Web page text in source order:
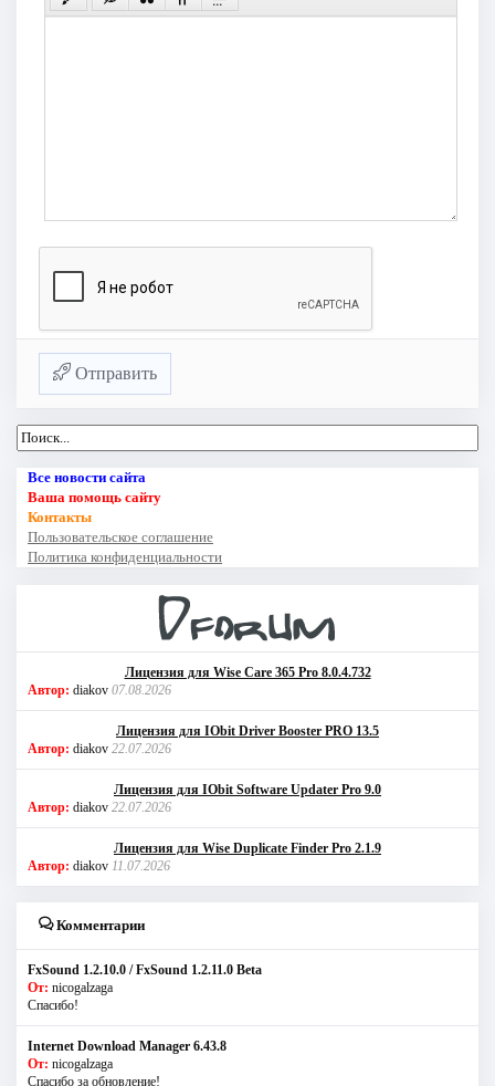
Отправить
Все новости сайта
Ваша помощь сайту
Контакты
Пользовательское соглашение
Политика конфиденциальности
Лицензия для Wise Care 365 Pro 8.0.4.732
Автор: diakov 07.08.2026
Лицензия для IObit Driver Booster PRO 13.5
Автор: diakov 22.07.2026
Лицензия для IObit Software Updater Pro 9.0
Автор: diakov 22.07.2026
Лицензия для Wise Duplicate Finder Pro 2.1.9
Автор: diakov 11.07.2026
Комментарии
FxSound 1.2.10.0 / FxSound 1.2.11.0 Beta
От: nicogalzaga
Спасибо!
Internet Download Manager 6.43.8
От: nicogalzaga
Спасибо за обновление!